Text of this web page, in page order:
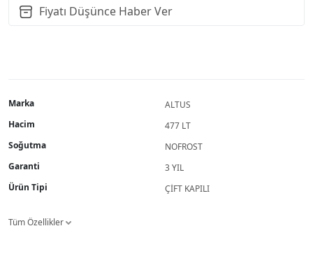
Fiyatı Düşünce Haber Ver
Marka
ALTUS
Hacim
477 LT
Soğutma
NOFROST
Garanti
3 YIL
Ürün Tipi
ÇİFT KAPILI
Tüm Özellikler